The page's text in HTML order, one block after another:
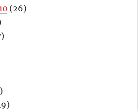
(26)